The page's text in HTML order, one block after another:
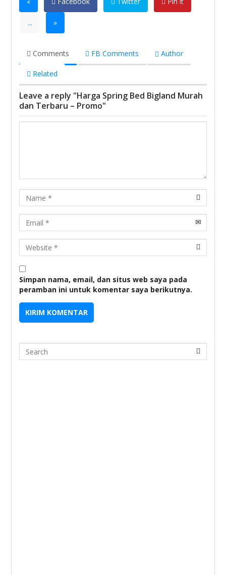
... »
Comments FB Comments Author
Related
Leave a reply "Harga Spring Bed Bigland Murah
dan Terbaru – Promo"
Name
Email
URL
Simpan nama, email, dan situs web saya pada
peramban ini untuk komentar saya berikutnya.
Search